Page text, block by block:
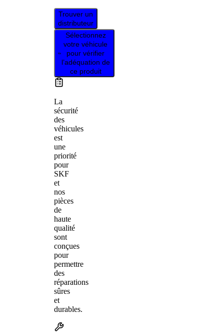
Trouver un
distributeur
Sélectionnez
votre véhicule
pour vérifier
l’adéquation de
ce produit
La
sécurité
des
véhicules
est
une
priorité
pour
SKF
et
nos
pièces
de
haute
qualité
sont
conçues
pour
permettre
des
réparations
sûres
et
durables.